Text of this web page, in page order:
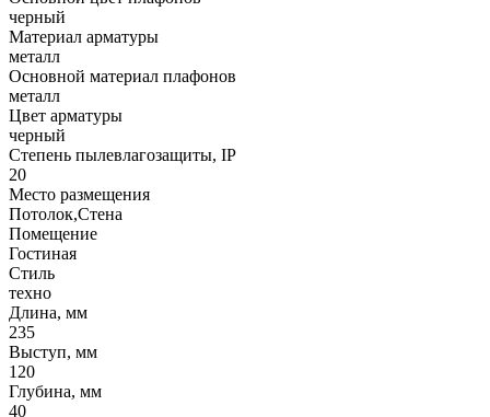
черный
Материал арматуры
металл
Основной материал плафонов
металл
Цвет арматуры
черный
Степень пылевлагозащиты, IP
20
Место размещения
Потолок,Стена
Помещение
Гостиная
Стиль
техно
Длина, мм
235
Выступ, мм
120
Глубина, мм
40